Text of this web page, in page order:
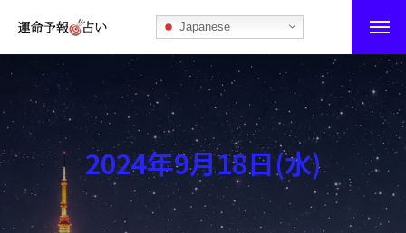
Japanese
運命予報占い
運命予報占いとは
あなたの所属部屋を探そう！
最恐の相性占い
2024年9月18日(水)